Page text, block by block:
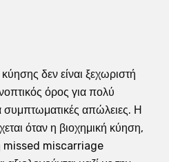
δεν είναι ξεχωριστή
όρος για πολύ
απώλειες. Η
όταν η βιοχημική κύηση,
missed miscarriage